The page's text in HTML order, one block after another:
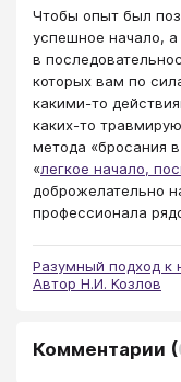
Чтобы опыт был
успешное начало,
в
которых вам по
какими-то
каких-то
метода «бросания
«легкое начало,
доброжелательно
профессионала
Разумный подход к
Автор Н.И. Козлов
Комментарии (